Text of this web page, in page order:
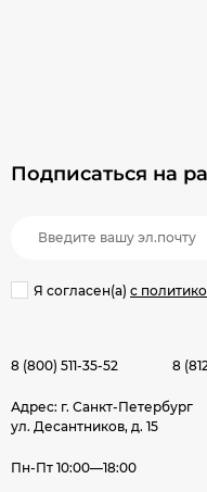
Подписаться на
Я согласен(a) с
8 (800) 511-35-52 8
Адрес: г. Санкт-Петербург
ул. Десантников, д. 15
Пн-Пт 10:00—18:00